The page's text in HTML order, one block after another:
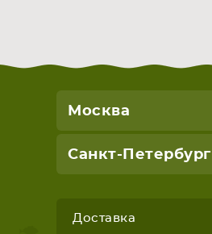
Москва
Санкт-Петербург
Доставка